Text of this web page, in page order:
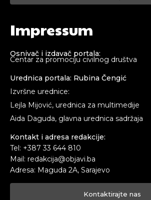
Impressum
Osnivač i izdavač portala:
Centar za promociju civilnog društva
Urednica portala: Rubina Čengić
Izvršne urednice:
Lejla Mijović, urednica za multimedije
Aida Daguda, glavna urednica sadržaja
Kontakt i adresa redakcije:
Tel: +387 33 644 810
Mail: redakcija@objavi.ba
Adresa: Maguda 2A, Sarajevo
Kontaktirajte nas